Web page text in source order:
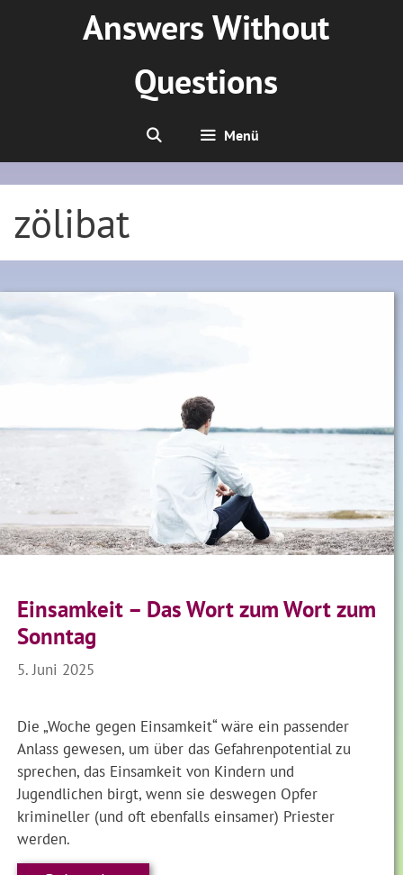
Answers Without
Questions
Menü
zölibat
Einsamkeit – Das Wort zum Wort zum
Sonntag
5. Juni 2025
Die „Woche gegen Einsamkeit“ wäre ein passender
Anlass gewesen, um über das Gefahrenpotential zu
sprechen, das Einsamkeit von Kindern und
Jugendlichen birgt, wenn sie deswegen Opfer
krimineller (und oft ebenfalls einsamer) Priester
werden.